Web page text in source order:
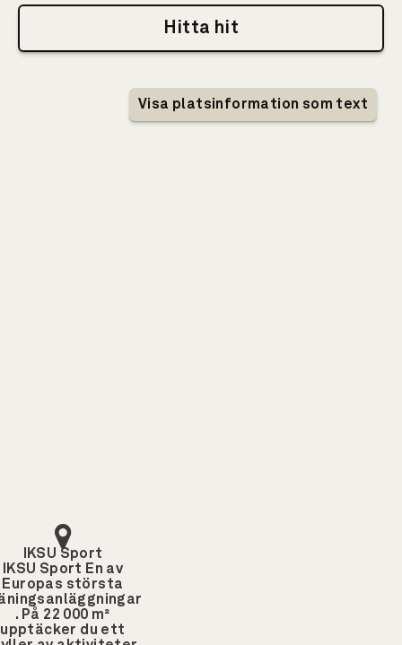
Hitta hit
Interaktiv karta som visar information om
Visa platsinformation som text
IKSU Sport
IKSU Sport En av
Europas största
. På 22 000 m²
upptäcker du ett